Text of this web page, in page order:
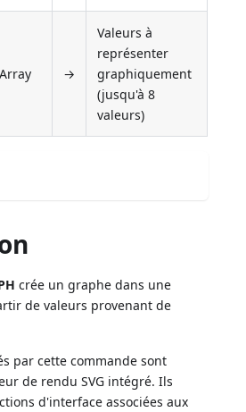
Array →
Valeurs à
représenter
graphiquement
(jusqu'à 8
valeurs)
crée un graphe dans une
de valeurs provenant de
par cette commande sont
de rendu SVG intégré. Ils
d'interface associées aux